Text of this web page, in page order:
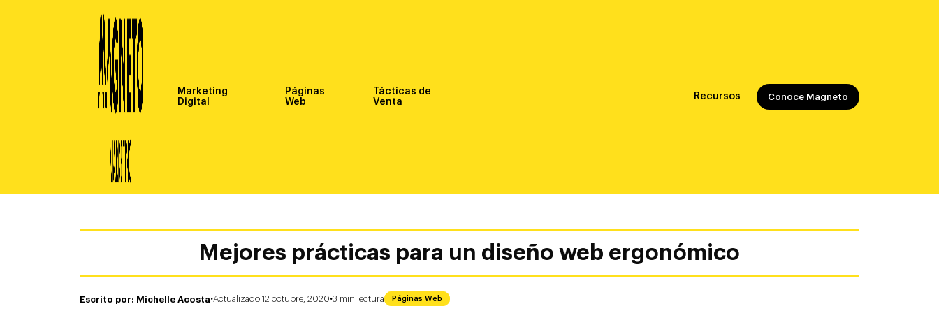
Marketing
Digital
Páginas
Web
Tácticas de
Venta
Recursos Conoce Magneto
Mejores prácticas para un diseño web ergonómico
Escrito por: Michelle Acosta·Actualizado 12 octubre, 2020·3 min lectura Páginas Web